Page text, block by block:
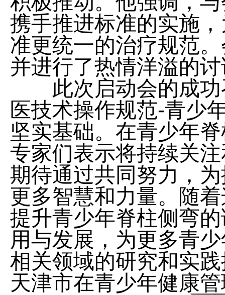
携手推进标准的实施
准更统一的治疗规范
并进行了热情洋
此次启动会的成功
医技术操作规范-青少
坚实基础。在青少年
专家们表示将持续关
期待通过共同努力，
更多智慧和力量。随
提升青少年脊柱侧弯
用与发展，为更多青
相关领域的研究和实
天津市在青少年健康